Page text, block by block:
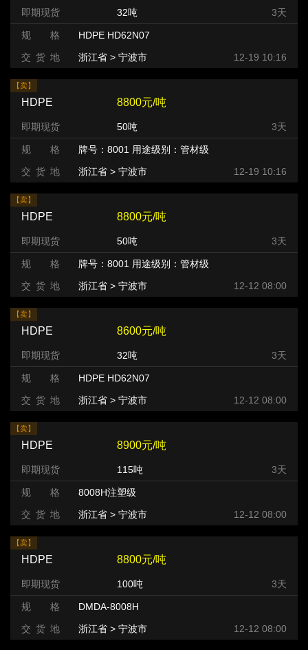
即期现货 32吨 3天
规 格
HDPE HD62N07
交 货 地
浙江省 > 宁波市 12-19 10:16
【卖】
HDPE 8800元/吨
即期现货 50吨 3天
规 格
牌号：8001 用途级别：管材级
交 货 地
浙江省 > 宁波市 12-19 10:16
【卖】
HDPE 8800元/吨
即期现货 50吨 3天
规 格
牌号：8001 用途级别：管材级
交 货 地
浙江省 > 宁波市 12-12 08:00
【卖】
HDPE 8600元/吨
即期现货 32吨 3天
规 格
HDPE HD62N07
交 货 地
浙江省 > 宁波市 12-12 08:00
【卖】
HDPE 8900元/吨
即期现货 115吨 3天
规 格
8008H注塑级
交 货 地
浙江省 > 宁波市 12-12 08:00
【卖】
HDPE 8800元/吨
即期现货 100吨 3天
规 格
DMDA-8008H
交 货 地
浙江省 > 宁波市 12-12 08:00